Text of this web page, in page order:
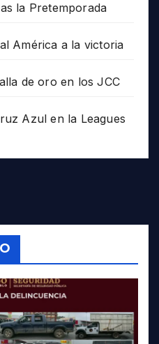
la Pretemporada
América a la victoria
de oro en los JCC
Azul en la Leagues